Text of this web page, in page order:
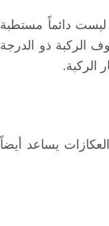
ليست دائماً مستطبة
الركبة ذو الدرجة
الركبة.
يساعد أيضاً